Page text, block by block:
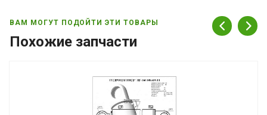
ВАМ МОГУТ ПОДОЙТИ ЭТИ ТОВАРЫ
Похожие запчасти